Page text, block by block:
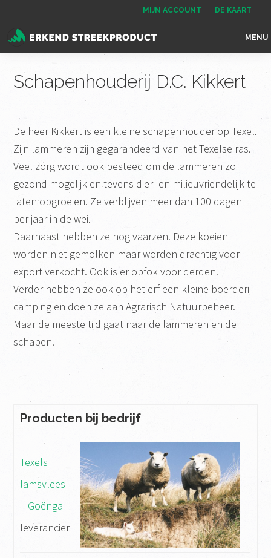
naar
de
naar
de
inhoud
naar
de
MIJN ACCOUNT DE KAART
Erkend
het
enige
onafhankelijke
keurmerk
voor
streekproducten
MENU
Schapenhouderij D.C. Kikkert
De heer Kikkert is een kleine schapenhouder op Texel.
Zijn lammeren zijn gegarandeerd van het Texelse ras.
Veel zorg wordt ook besteed om de lammeren zo
gezond mogelijk en tevens dier- en milieuvriendelijk te
laten opgroeien. Ze verblijven meer dan 100 dagen
per jaar in de wei.
Daarnaast hebben ze nog vaarzen. Deze koeien
worden niet gemolken maar worden drachtig voor
export verkocht. Ook is er opfok voor derden.
Verder hebben ze ook op het erf een kleine boerderij-
camping en doen ze aan Agrarisch Natuurbeheer.
Maar de meeste tijd gaat naar de lammeren en de
schapen.
Producten bij bedrijf
Texels
lamsvlees
– Goënga
leverancier